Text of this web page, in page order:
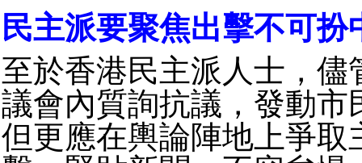
民主派要聚焦出擊不可扮
至於香港民主派人士，儘
議會內質詢抗議，發動市
但更應在輿論陣地上爭取